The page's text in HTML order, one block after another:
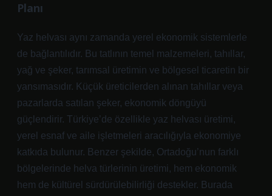
Planı
Yaz helvası aynı zamanda yerel ekonomik sistemlerle
de bağlantılıdır. Bu tatlının temel malzemeleri, tahıllar,
yağ ve şeker, tarımsal üretimin ve bölgesel ticaretin bir
yansımasıdır. Küçük üreticilerden alınan tahıllar veya
pazarlarda satılan şeker, ekonomik döngüyü
güçlendirir. Türkiye’de özellikle yaz helvası üretimi,
yerel esnaf ve aile işletmeleri aracılığıyla ekonomiye
katkıda bulunur. Benzer şekilde, Ortadoğu’nun farklı
bölgelerinde helva türlerinin üretimi, hem ekonomik
hem de kültürel sürdürülebilirliği destekler. Burada